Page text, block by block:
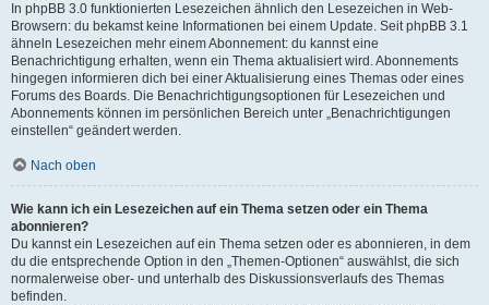
In phpBB 3.0 funktionierten Lesezeichen ähnlich den Lesezeichen in Web-
Browsern: du bekamst keine Informationen bei einem Update. Seit phpBB 3.1
ähneln Lesezeichen mehr einem Abonnement: du kannst eine
Benachrichtigung erhalten, wenn ein Thema aktualisiert wird. Abonnements
hingegen informieren dich bei einer Aktualisierung eines Themas oder eines
Forums des Boards. Die Benachrichtigungsoptionen für Lesezeichen und
Abonnements können im persönlichen Bereich unter „Benachrichtigungen
einstellen“ geändert werden.
Nach oben
Wie kann ich ein Lesezeichen auf ein Thema setzen oder ein Thema
abonnieren?
Du kannst ein Lesezeichen auf ein Thema setzen oder es abonnieren, in dem
du die entsprechende Option in den „Themen-Optionen“ auswählst, die sich
normalerweise ober- und unterhalb des Diskussionsverlaufs des Themas
befinden.